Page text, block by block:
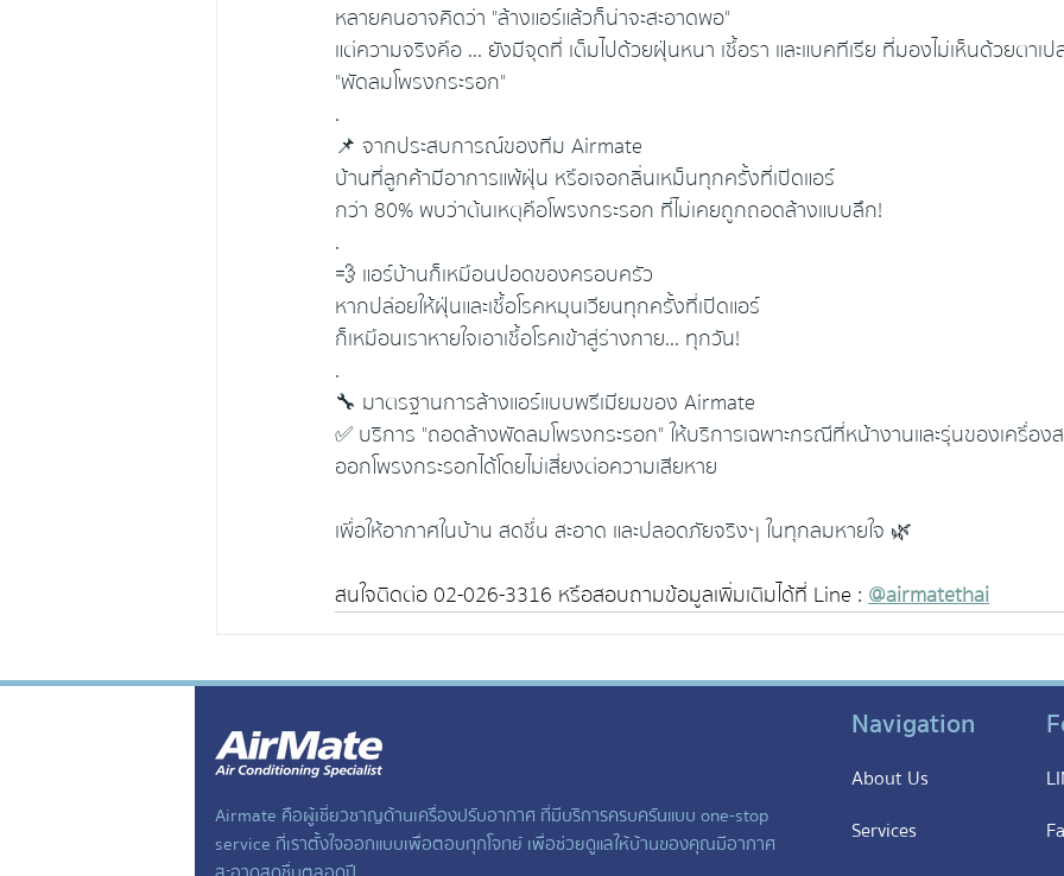
หลายคนอาจคิดว่า "ล้างแอร์แล้วก็น่าจะสะอาดพอ"
แต่ความจริงคือ ... ยังมีจุดที่ เต็มไปด้วยฝุ่นหนา เชื้อรา และแบคทีเรีย ที่มองไม่เห็นด้วยตาเ
"พัดลมโพรงกระรอก"
.
📌 จากประสบการณ์ของทีม Airmate
บ้านที่ลูกค้ามีอาการแพ้ฝุ่น หรือเจอกลิ่นเหม็นทุกครั้งที่เปิดแอร์
กว่า 80% พบว่าต้นเหตุคือโพรงกระรอก ที่ไม่เคยถูกถอดล้างแบบลึก!
.
💨 แอร์บ้านก็เหมือนปอดของครอบครัว
หากปล่อยให้ฝุ่นและเชื้อโรคหมุนเวียนทุกครั้งที่เปิดแอร์
ก็เหมือนเราหายใจเอาเชื้อโรคเข้าสู่ร่างกาย... ทุกวัน!
.
🔧 มาตรฐานการล้างแอร์แบบพรีเมียมของ Airmate
✅ บริการ "ถอดล้างพัดลมโพรงกระรอก" ให้บริการเฉพาะกรณีที่หน้างานและรุ่นของเครื่อ
ออกโพรงกระรอกได้โดยไม่เสี่ยงต่อความเสียหาย
เพื่อให้อากาศในบ้าน สดชื่น สะอาด และปลอดภัยจริงๆ ในทุกลมหายใจ 🌿
สนใจติดต่อ 02-026-3316 หรือสอบถามข้อมูลเพิ่มเติมได้ที่  Line : @airmatethai
Airmate คือผู้เชี่ยวชาญด้านเครื่องปรับอากาศ ที่มีบริการครบครันแบบ one-stop
service ที่เราตั้งใจออกแบบเพื่อตอบทุกโจทย์ เพื่อช่วยดูแลให้บ้านของคุณมีอากาศ
Navigation
About Us
Services